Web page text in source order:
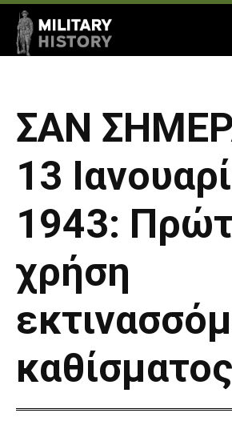
ΣΑΝ
13
1943:
χρήση
καθίσματος